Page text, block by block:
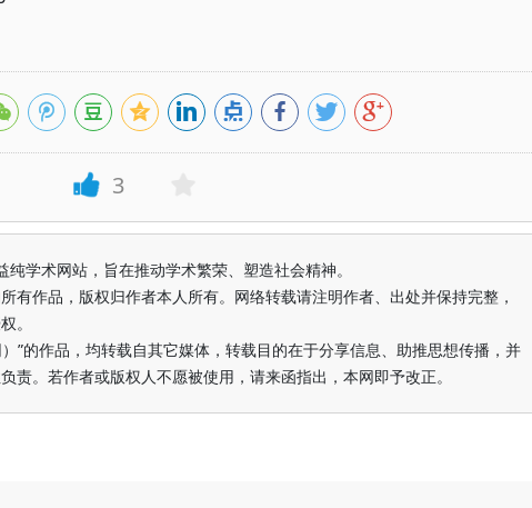
3
学术网站，旨在推动学术繁荣、塑造社会精神。
有作品，版权归作者本人所有。网络转载请注明作者、出处并保持完整，
。
”的作品，均转载自其它媒体，转载目的在于分享信息、助推思想传播，并
责。若作者或版权人不愿被使用，请来函指出，本网即予改正。